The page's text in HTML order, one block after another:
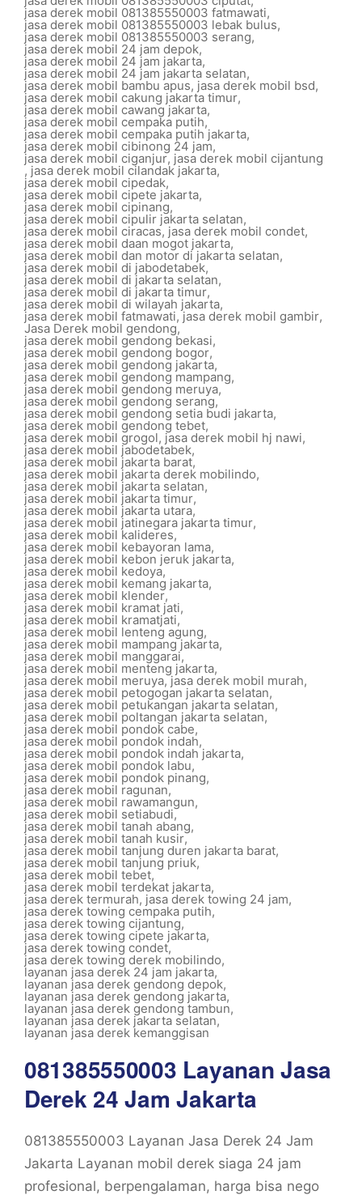
jasa derek mobil 081385550003 fatmawati,
jasa derek mobil 081385550003 lebak bulus,
jasa derek mobil 081385550003 serang,
jasa derek mobil 24 jam depok,
jasa derek mobil 24 jam jakarta,
jasa derek mobil 24 jam jakarta selatan,
jasa derek mobil bambu apus, jasa derek mobil bsd,
jasa derek mobil cakung jakarta timur,
jasa derek mobil cawang jakarta,
jasa derek mobil cempaka putih,
jasa derek mobil cempaka putih jakarta,
jasa derek mobil cibinong 24 jam,
jasa derek mobil ciganjur, jasa derek mobil cijantung
, jasa derek mobil cilandak jakarta,
jasa derek mobil cipedak,
jasa derek mobil cipete jakarta,
jasa derek mobil cipinang,
jasa derek mobil cipulir jakarta selatan,
jasa derek mobil ciracas, jasa derek mobil condet,
jasa derek mobil daan mogot jakarta,
jasa derek mobil dan motor di jakarta selatan,
jasa derek mobil di jabodetabek,
jasa derek mobil di jakarta selatan,
jasa derek mobil di jakarta timur,
jasa derek mobil di wilayah jakarta,
jasa derek mobil fatmawati,jasa derek mobil gambir,
Jasa Derek mobil gendong,
jasa derek mobil gendong bekasi,
jasa derek mobil gendong bogor,
jasa derek mobil gendong jakarta,
jasa derek mobil gendong mampang,
jasa derek mobil gendong meruya,
jasa derek mobil gendong serang,
jasa derek mobil gendong setia budi jakarta,
jasa derek mobil gendong tebet,
jasa derek mobil grogol, jasa derek mobil hj nawi,
jasa derek mobil jabodetabek,
jasa derek mobil jakarta barat,
jasa derek mobil jakarta derek mobilindo,
jasa derek mobil jakarta selatan,
jasa derek mobil jakarta timur,
jasa derek mobil jakarta utara,
jasa derek mobil jatinegara jakarta timur,
jasa derek mobil kalideres,
jasa derek mobil kebayoran lama,
jasa derek mobil kebon jeruk jakarta,
jasa derek mobil kedoya,
jasa derek mobil kemang jakarta,
jasa derek mobil klender,
jasa derek mobil kramat jati,
jasa derek mobil kramatjati,
jasa derek mobil lenteng agung,
jasa derek mobil mampang jakarta,
jasa derek mobil manggarai,
jasa derek mobil menteng jakarta,
jasa derek mobil meruya,jasa derek mobil murah,
jasa derek mobil petogogan jakarta selatan,
jasa derek mobil petukangan jakarta selatan,
jasa derek mobil poltangan jakarta selatan,
jasa derek mobil pondok cabe,
jasa derek mobil pondok indah,
jasa derek mobil pondok indah jakarta,
jasa derek mobil pondok labu,
jasa derek mobil pondok pinang,
jasa derek mobil ragunan,
jasa derek mobil rawamangun,
jasa derek mobil setiabudi,
jasa derek mobil tanah abang,
jasa derek mobil tanah kusir,
jasa derek mobil tanjung duren jakarta barat,
jasa derek mobil tanjung priuk,
jasa derek mobil tebet,
jasa derek mobil terdekat jakarta,
jasa derek termurah, jasa derek towing 24 jam,
jasa derek towing cempaka putih,
jasa derek towing cijantung,
jasa derek towing cipete jakarta,
jasa derek towing condet,
jasa derek towing derek mobilindo,
layanan jasa derek 24 jam jakarta,
layanan jasa derek gendong depok,
layanan jasa derek gendong jakarta,
layanan jasa derek gendong tambun,
layanan jasa derek jakarta selatan,
layanan jasa derek kemanggisan
081385550003 Layanan Jasa
Derek 24 Jam Jakarta
081385550003 Layanan Jasa Derek 24 Jam
Jakarta Layanan mobil derek siaga 24 jam
profesional, berpengalaman, harga bisa nego